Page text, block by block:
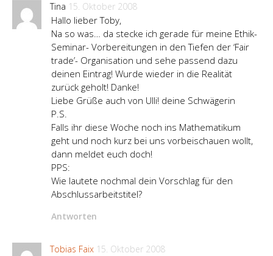
Tina 15. Oktober 2008
Hallo lieber Toby,
Na so was… da stecke ich gerade für meine Ethik-
Seminar- Vorbereitungen in den Tiefen der ‘Fair
trade’- Organisation und sehe passend dazu
deinen Eintrag! Wurde wieder in die Realität
zurück geholt! Danke!
Liebe Grüße auch von Ulli! deine Schwägerin
P.S.
Falls ihr diese Woche noch ins Mathematikum
geht und noch kurz bei uns vorbeischauen wollt,
dann meldet euch doch!
PPS:
Wie lautete nochmal dein Vorschlag für den
Abschlussarbeitstitel?
Antworten
Tobias Faix 15. Oktober 2008